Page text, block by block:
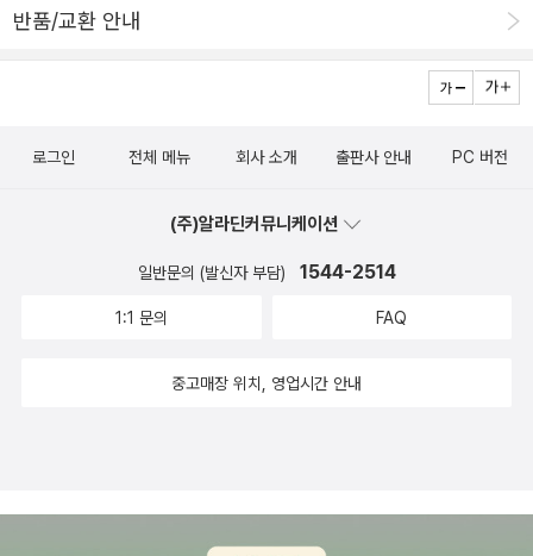
반품/교환 안내
로그인 전체 메뉴 회사 소개 출판사 안내 PC 버전
(주)알라딘커뮤니케이션
일반문의 (발신자 부담) 1544-2514
1:1 문의 FAQ
중고매장 위치, 영업시간 안내